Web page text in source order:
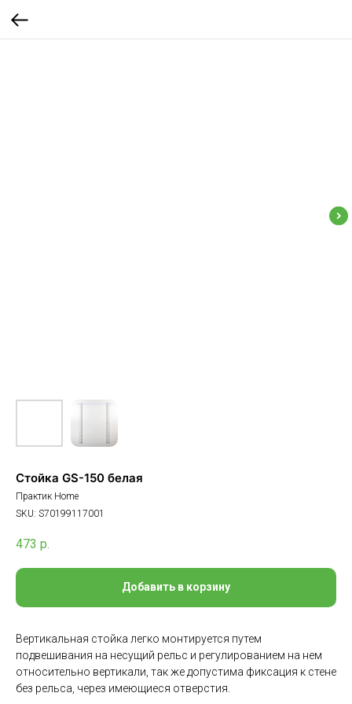
Стойка GS-150 белая
Практик Home
SKU: S70199117001
473 р.
Добавить в корзину
Вертикальная стойка легко монтируется путем
подвешивания на несущий рельс и регулированием на нем
относительно вертикали, так же допустима фиксация к стене
без рельса, через имеющиеся отверстия.